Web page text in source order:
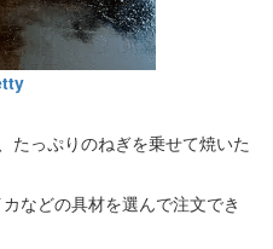
たっぷりのねぎを乗せて焼いた
などの具材を選んで注文でき